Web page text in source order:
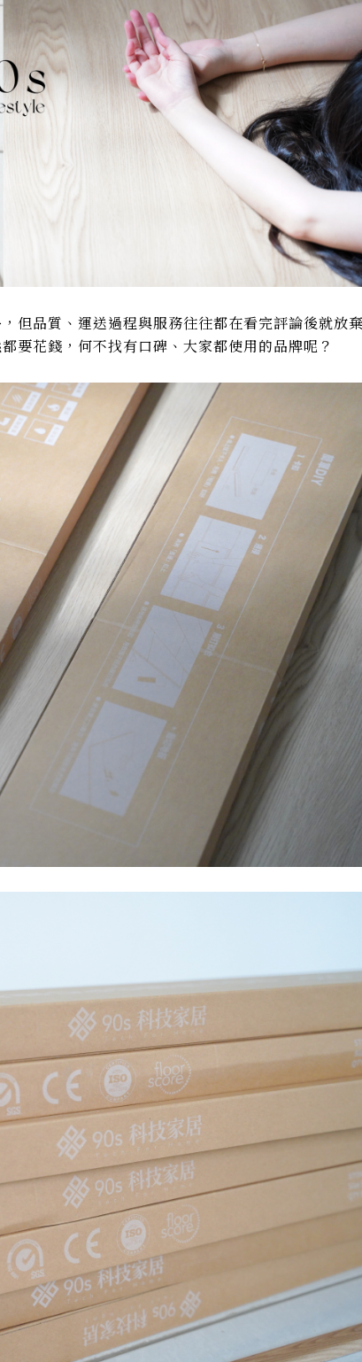
但品質、運送過程與服務往往都在看完評論後就放
要花錢，何不找有口碑、大家都使用的品牌呢？